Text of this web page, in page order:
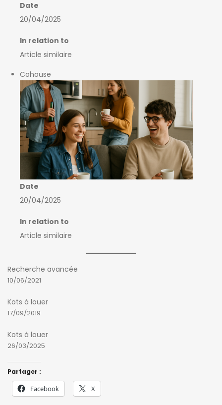
Date
20/04/2025
In relation to
Article similaire
Cohouse
Date
20/04/2025
In relation to
Article similaire
Recherche avancée
10/06/2021
Kots à louer
17/09/2019
Kots à louer
26/03/2025
Partager :
Facebook X